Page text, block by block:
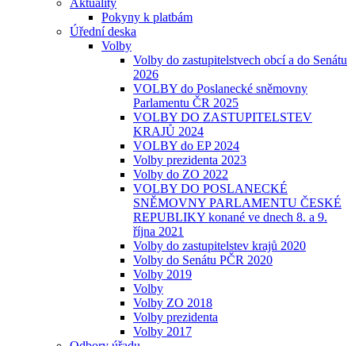
Aktuality
Pokyny k platbám
Úřední deska
Volby
Volby do zastupitelstvech obcí a do Senátu
2026
VOLBY do Poslanecké sněmovny
Parlamentu ČR 2025
VOLBY DO ZASTUPITELSTEV
KRAJŮ 2024
VOLBY do EP 2024
Volby prezidenta 2023
Volby do ZO 2022
VOLBY DO POSLANECKÉ
SNĚMOVNY PARLAMENTU ČESKÉ
REPUBLIKY konané ve dnech 8. a 9.
října 2021
Volby do zastupitelstev krajů 2020
Volby do Senátu PČR 2020
Volby 2019
Volby
Volby ZO 2018
Volby prezidenta
Volby 2017